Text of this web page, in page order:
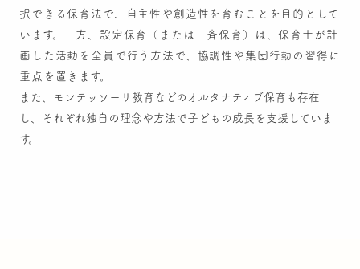
択できる保育法で、自主性や創造性を育むことを目的として
います。一方、設定保育（または一斉保育）は、保育士が計
画した活動を全員で行う方法で、協調性や集団行動の習得に
重点を置きます。
また、モンテッソーリ教育などのオルタナティブ保育も存在
し、それぞれ独自の理念や方法で子どもの成長を支援していま
す。